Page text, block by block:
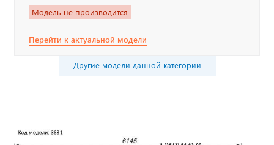
Модель не производится
Перейти к актуальной модели
Другие модели данной категории